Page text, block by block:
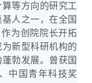
等方向的研究工
人之一，在全国
为创院院长开拓
新型科研机构的
勃发展。曾获国
中国青年科技奖